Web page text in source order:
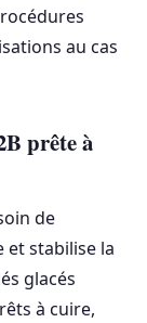
au cas
prête à
de
et stabilise la
glacés
à cuire,